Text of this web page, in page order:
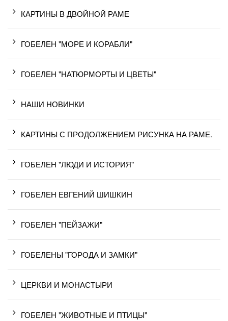
КАРТИНЫ В ДВОЙНОЙ РАМЕ
ГОБЕЛЕН "МОРЕ И КОРАБЛИ"
ГОБЕЛЕН "НАТЮРМОРТЫ И ЦВЕТЫ"
НАШИ НОВИНКИ
КАРТИНЫ С ПРОДОЛЖЕНИЕМ РИСУНКА НА РАМЕ.
ГОБЕЛЕН "ЛЮДИ И ИСТОРИЯ"
ГОБЕЛЕН ЕВГЕНИЙ ШИШКИН
ГОБЕЛЕН "ПЕЙЗАЖИ"
ГОБЕЛЕНЫ "ГОРОДА И ЗАМКИ"
ЦЕРКВИ И МОНАСТЫРИ
ГОБЕЛЕН "ЖИВОТНЫЕ И ПТИЦЫ"